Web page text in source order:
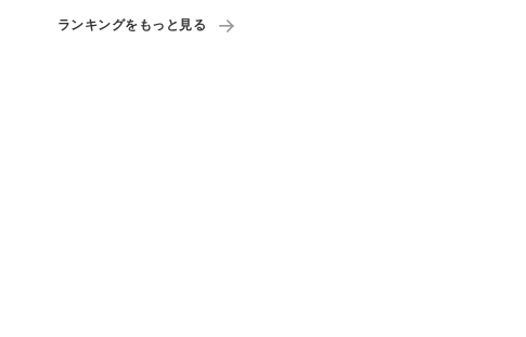
ランキングをもっと見る